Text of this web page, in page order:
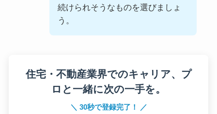
続けられそうなものを選びましょ
う。
住宅・不動産業界でのキャリア、プ
ロと一緒に次の一手を。
＼ 30秒で登録完了！ ／